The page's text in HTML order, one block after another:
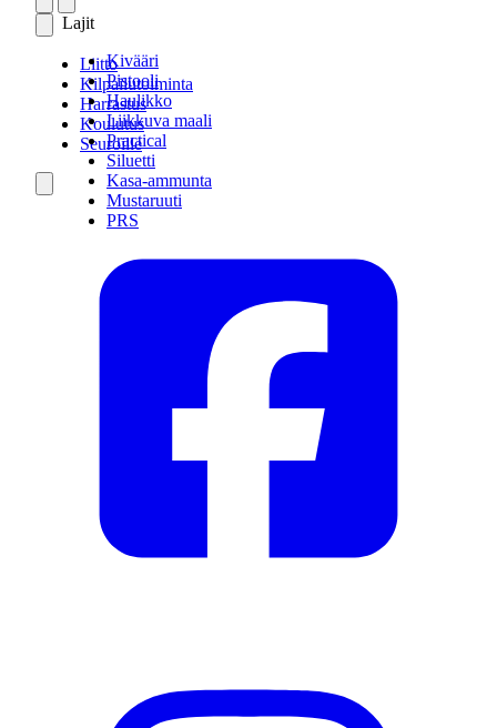
Lajit
Kivääri
Pistooli
Haulikko
Liikkuva maali
Practical
Siluetti
Kasa-ammunta
Mustaruuti
PRS
Liitto
Kilpailutoiminta
Harrastus
Koulutus
Seuroille